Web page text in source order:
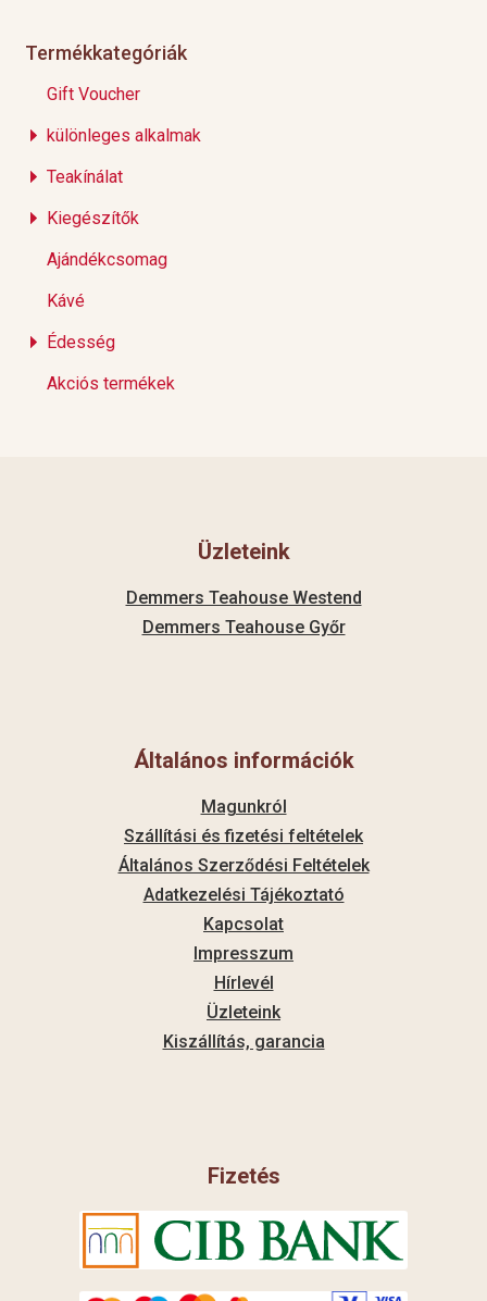
Termékkategóriák
Gift Voucher
különleges alkalmak
Teakínálat
Kiegészítők
Ajándékcsomag
Kávé
Édesség
Akciós termékek
Üzleteink
Demmers Teahouse Westend
Demmers Teahouse Győr
Általános információk
Magunkról
Szállítási és fizetési feltételek
Általános Szerződési Feltételek
Adatkezelési Tájékoztató
Kapcsolat
Impresszum
Hírlevél
Üzleteink
Kiszállítás, garancia
Fizetés